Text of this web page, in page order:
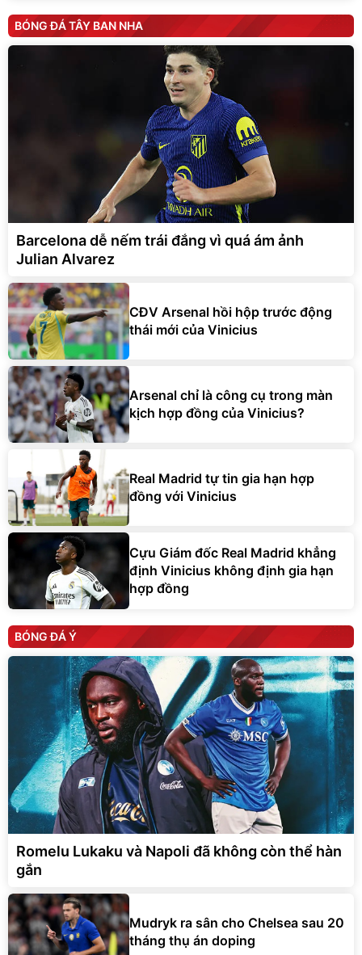
BÓNG ĐÁ TÂY BAN NHA
Barcelona dễ nếm trái đắng vì quá ám ảnh
Julian Alvarez
CĐV Arsenal hồi hộp trước động
thái mới của Vinicius
Arsenal chỉ là công cụ trong màn
kịch hợp đồng của Vinicius?
Real Madrid tự tin gia hạn hợp
đồng với Vinicius
Cựu Giám đốc Real Madrid khẳng
định Vinicius không định gia hạn
hợp đồng
BÓNG ĐÁ Ý
Romelu Lukaku và Napoli đã không còn thể hàn
gắn
Mudryk ra sân cho Chelsea sau 20
tháng thụ án doping